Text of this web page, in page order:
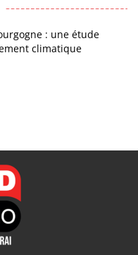
: une étude
climatique